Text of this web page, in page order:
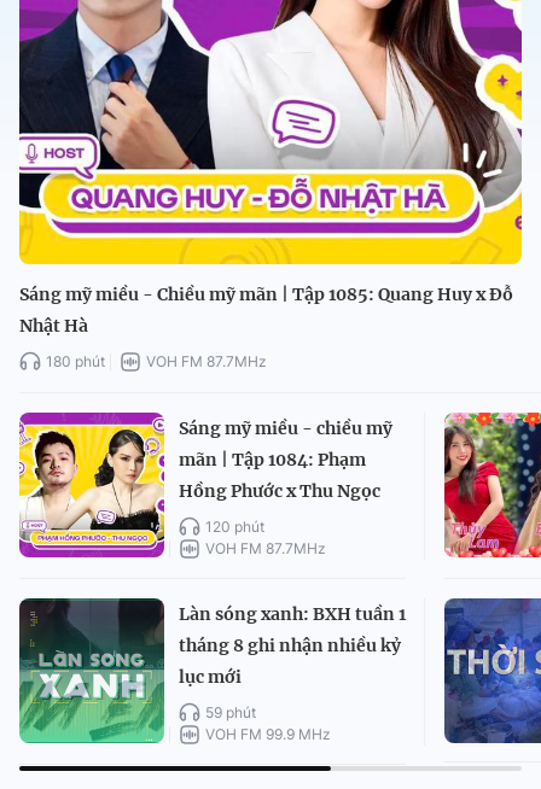
Sáng mỹ miều - Chiều mỹ mãn | Tập 1085: Quang Huy x Đỗ
Nhật Hà
180 phút VOH FM 87.7MHz
Sáng mỹ miều - chiều mỹ
mãn | Tập 1084: Phạm
Hồng Phước x Thu Ngọc
120 phút
VOH FM 87.7MHz
Làn sóng xanh: BXH tuần 1
tháng 8 ghi nhận nhiều kỷ
lục mới
59 phút
VOH FM 99.9 MHz